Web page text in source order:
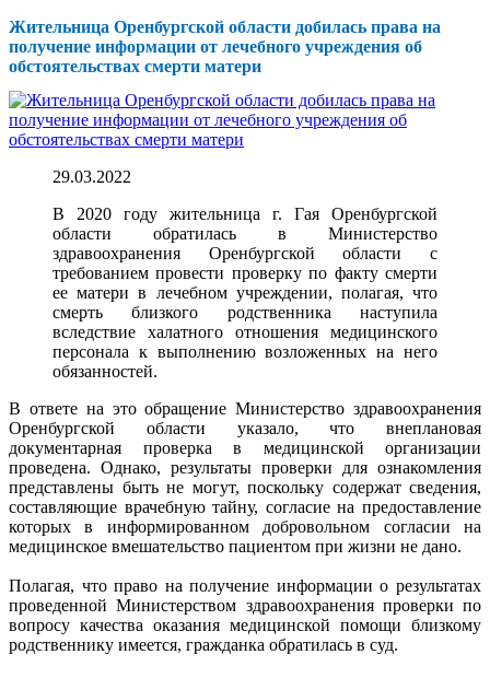
Жительница Оренбургской области добилась права на
получение информации от лечебного учреждения об
обстоятельствах смерти матери
29.03.2022
В 2020 году жительница г. Гая Оренбургской
области обратилась в Министерство
здравоохранения Оренбургской области с
требованием провести проверку по факту смерти
ее матери в лечебном учреждении, полагая, что
смерть близкого родственника наступила
вследствие халатного отношения медицинского
персонала к выполнению возложенных на него
обязанностей.
В ответе на это обращение Министерство здравоохранения
Оренбургской области указало, что внеплановая
документарная проверка в медицинской организации
проведена. Однако, результаты проверки для ознакомления
представлены быть не могут, поскольку содержат сведения,
составляющие врачебную тайну, согласие на предоставление
которых в информированном добровольном согласии на
медицинское вмешательство пациентом при жизни не дано.
Полагая, что право на получение информации о результатах
проведенной Министерством здравоохранения проверки по
вопросу качества оказания медицинской помощи близкому
родственнику имеется, гражданка обратилась в суд.